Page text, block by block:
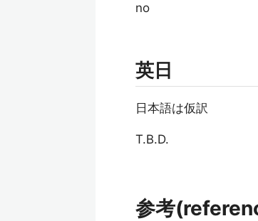
no
英日
日本語は仮訳
T.B.D.
参考